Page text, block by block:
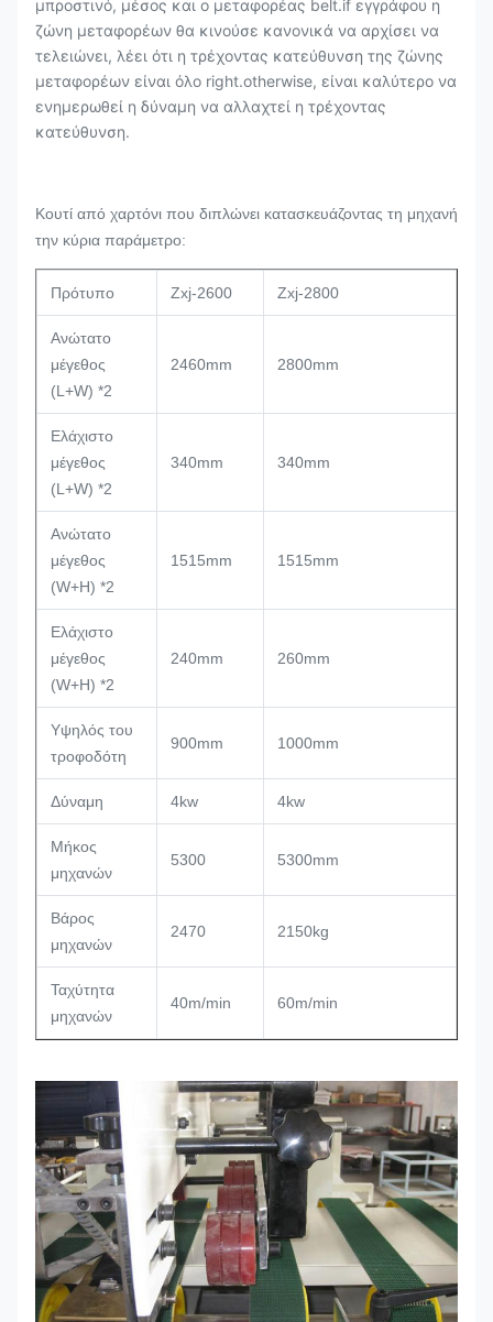
μπροστινό, μέσος και ο μεταφορέας belt.if εγγράφου η
ζώνη μεταφορέων θα κινούσε κανονικά να αρχίσει να
τελειώνει, λέει ότι η τρέχοντας κατεύθυνση της ζώνης
μεταφορέων είναι όλο right.otherwise, είναι καλύτερο να
ενημερωθεί η δύναμη να αλλαχτεί η τρέχοντας
κατεύθυνση.
Κουτί από χαρτόνι που διπλώνει κατασκευάζοντας τη μηχανή
την κύρια παράμετρο:
Πρότυπο Zxj-2600 Zxj-2800
Ανώτατο
μέγεθος
(L+W) *2
2460mm 2800mm
Ελάχιστο
μέγεθος
(L+W) *2
340mm 340mm
Ανώτατο
μέγεθος
(W+H) *2
1515mm 1515mm
Ελάχιστο
μέγεθος
(W+H) *2
240mm 260mm
Υψηλός του
τροφοδότη
900mm 1000mm
Δύναμη 4kw 4kw
Μήκος
μηχανών
5300 5300mm
Βάρος
μηχανών
2470 2150kg
Ταχύτητα
μηχανών
40m/min 60m/min